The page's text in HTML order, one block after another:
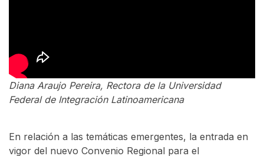
Diana Araujo Pereira, Rectora de la Universidad
Federal de Integración Latinoamericana
En relación a las temáticas emergentes, la entrada en
vigor del nuevo Convenio Regional para el